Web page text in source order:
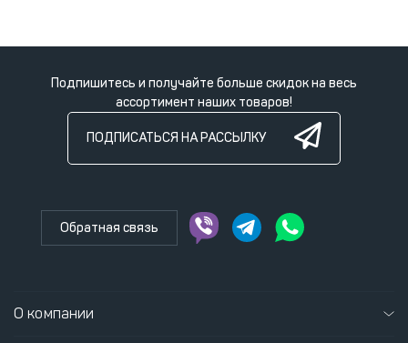
Подпишитесь и получайте больше скидок на весь
ассортимент наших товаров!
ПОДПИСАТЬСЯ НА РАССЫЛКУ
Обратная связь
О компании